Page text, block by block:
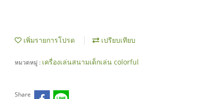
เพิ่มรายการโปรด เปรียบเทียบ
หมวดหมู่ : เครื่องเล่นสนามเด็กเล่น colorful
Share